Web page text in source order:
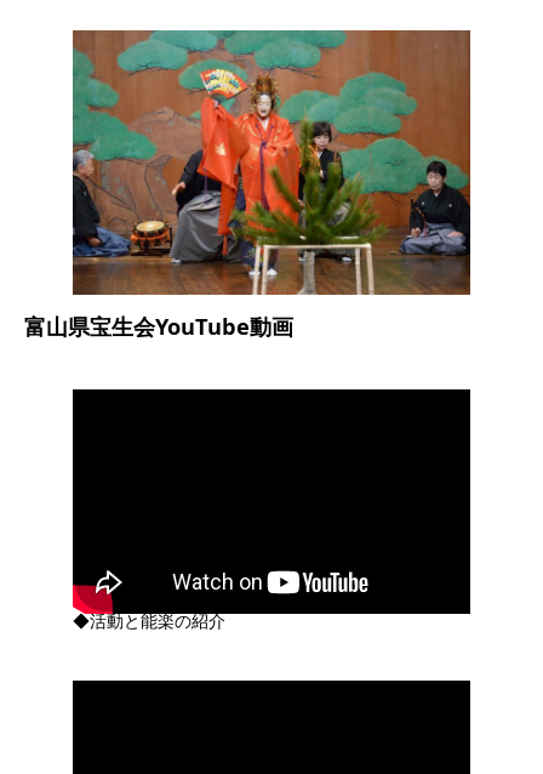
富山県宝生会YouTube動画
◆活動と能楽の紹介